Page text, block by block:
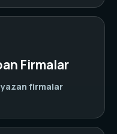
Firmalar
firmalar